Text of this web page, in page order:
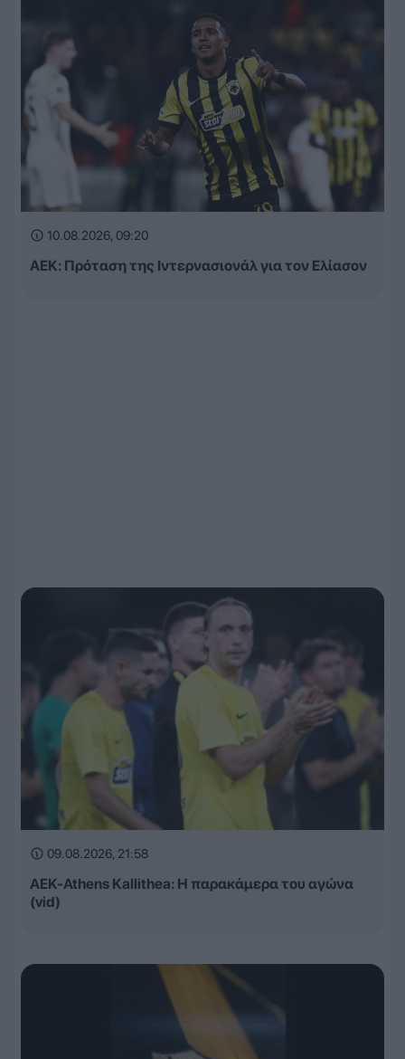
10.08.2026, 09:20
ΑΕΚ: Πρόταση της Ιντερνασιονάλ για τον Ελίασον
09.08.2026, 21:58
ΑΕΚ-Athens Kallithea: Η παρακάμερα του αγώνα
(vid)